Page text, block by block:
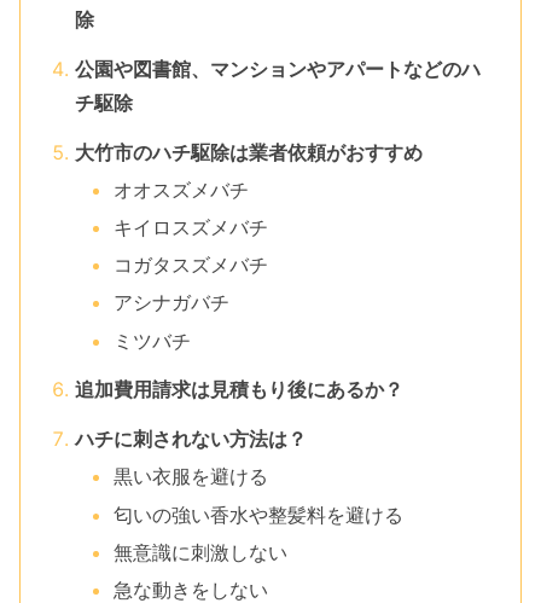
除
公園や図書館、マンションやアパートなどのハ
チ駆除
大竹市のハチ駆除は業者依頼がおすすめ
オオスズメバチ
キイロスズメバチ
コガタスズメバチ
アシナガバチ
ミツバチ
追加費用請求は見積もり後にあるか？
ハチに刺されない方法は？
黒い衣服を避ける
匂いの強い香水や整髪料を避ける
無意識に刺激しない
急な動きをしない